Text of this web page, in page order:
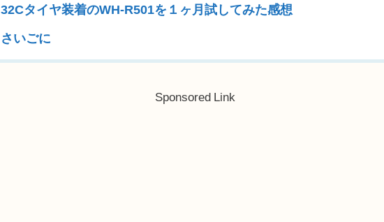
32Cタイヤ装着のWH-R501を１ヶ月試してみた感想
さいごに
Sponsored Link